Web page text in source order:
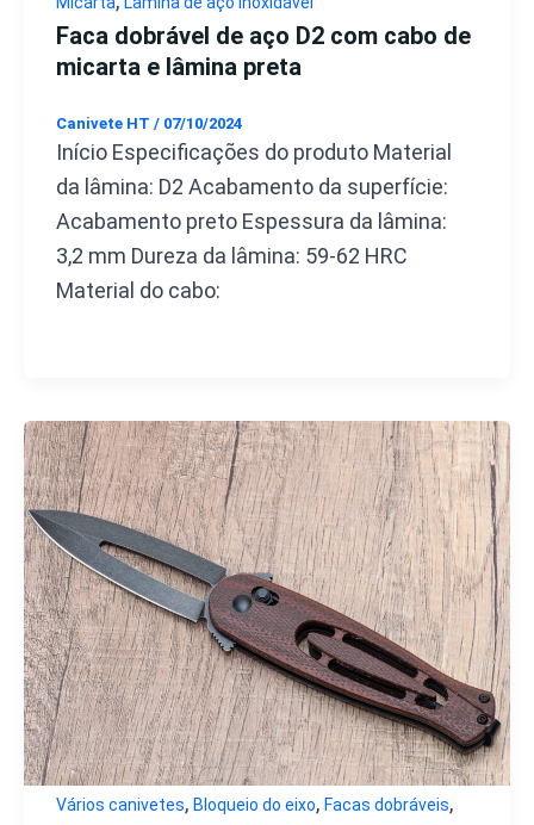
Faca dobrável de aço D2 com cabo de
micarta e lâmina preta
Canivete HT / 07/10/2024
Início Especificações do produto Material
da lâmina: D2 Acabamento da superfície:
Acabamento preto Espessura da lâmina:
3,2 mm Dureza da lâmina: 59-62 HRC
Material do cabo:
Vários canivetes, Bloqueio do eixo, Facas dobráveis,